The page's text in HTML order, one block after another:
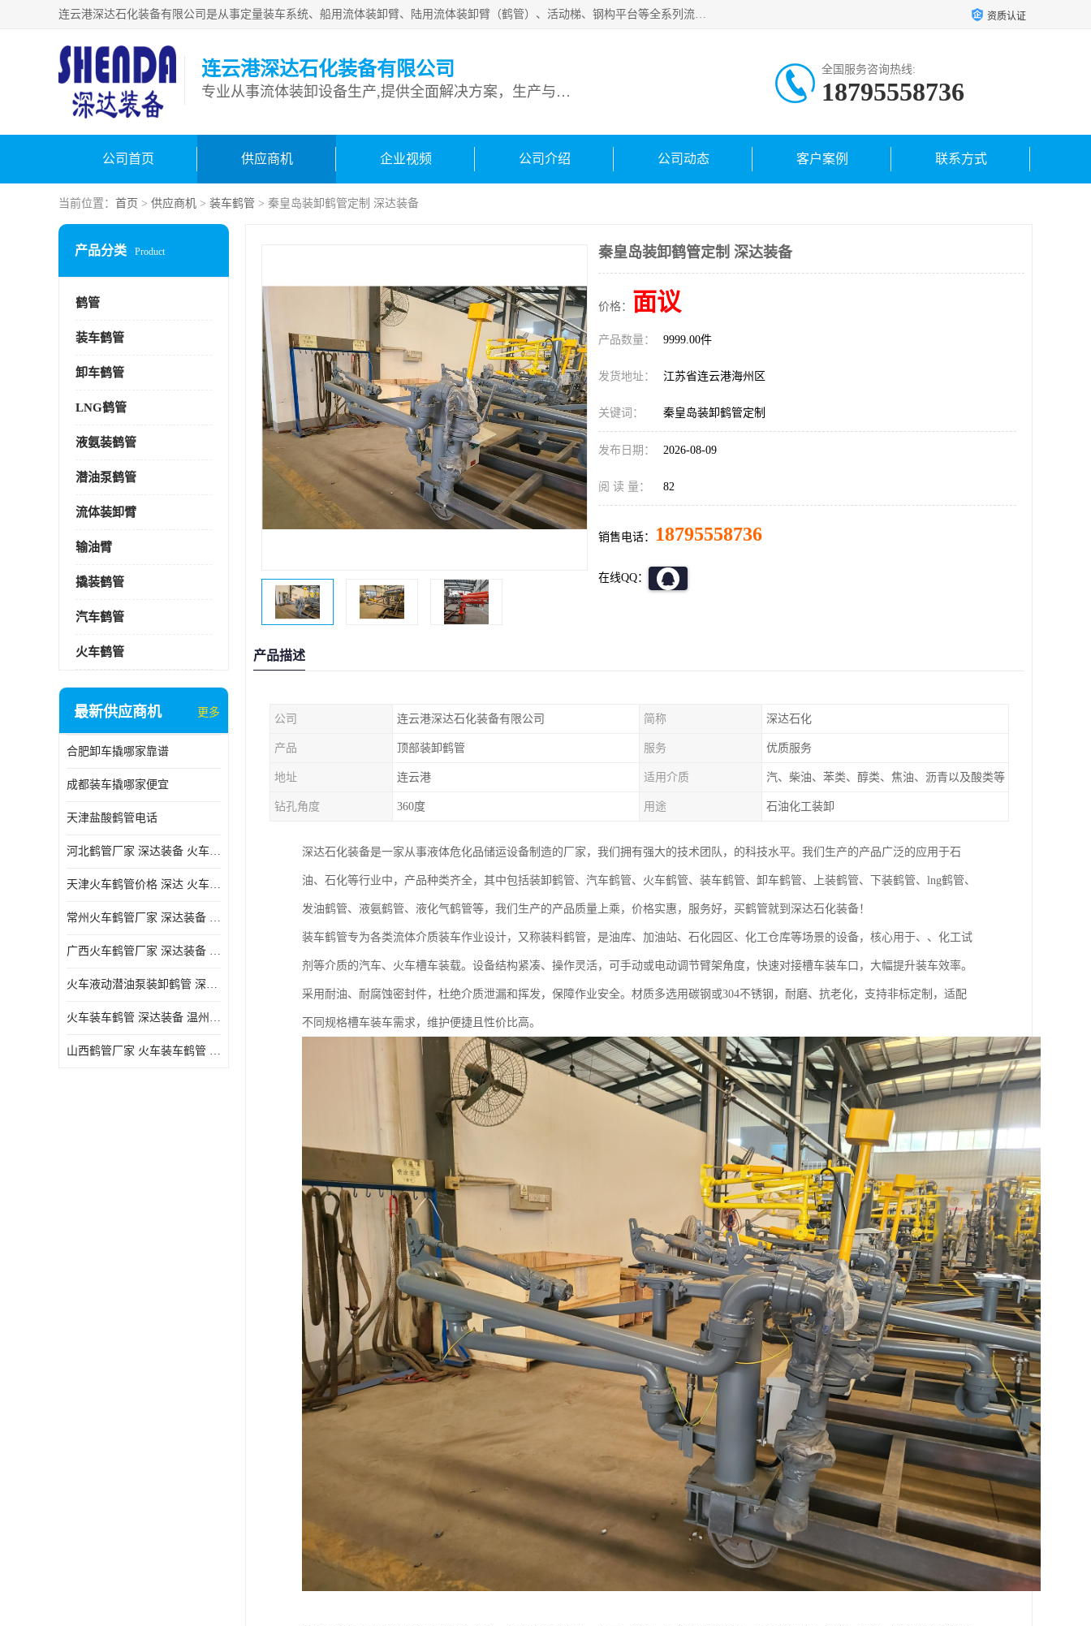
连云港深达石化装备有限公司是从事定量装车系统、船用流体装卸臂、陆用流体装卸臂（鹤管）、活动梯、钢构平台等全系列流体装卸设备的设计、制造、销售以及服务的专业供应商。公司始终以客户为中心，密切跟踪国内外油气储运及装卸设备先进技术的发展，以先进的技术、优质的产品、一流的服务，满足客户需求。 资质认证
连云港深达石化装备有限公司
专业从事流体装卸设备生产,提供全面解决方案，生产与定制服务
全国服务咨询热线:
18795558736
公司首页 供应商机 企业视频 公司介绍 公司动态 客户案例 联系方式
当前位置： 首页 > 供应商机 > 装车鹤管 > 秦皇岛装卸鹤管定制 深达装备
产品分类 Product
鹤管
装车鹤管
卸车鹤管
LNG鹤管
液氨装鹤管
潜油泵鹤管
流体装卸臂
输油臂
撬装鹤管
汽车鹤管
火车鹤管
最新供应商机 更多
合肥卸车撬哪家靠谱
成都装车撬哪家便宜
天津盐酸鹤管电话
河北鹤管厂家 深达装备 火车液动潜油泵装卸鹤管
天津火车鹤管价格 深达 火车鹤管系列
常州火车鹤管厂家 深达装备 火车鹤管系列
广西火车鹤管厂家 深达装备 火车鹤管系列
火车液动潜油泵装卸鹤管 深达装备 安徽火车鹤管厂家
火车装车鹤管 深达装备 温州鹤管价格
山西鹤管厂家 火车装车鹤管 深达
秦皇岛装卸鹤管定制 深达装备
价格： 面议
产品数量： 9999.00件
发货地址： 江苏省连云港海州区
关键词： 秦皇岛装卸鹤管定制
发布日期： 2026-08-09
阅 读 量： 82
销售电话： 18795558736
在线QQ：
产品描述
公司 连云港深达石化装备有限公司 简称 深达石化
产品 顶部装卸鹤管 服务 优质服务
地址 连云港 适用介质 汽、柴油、苯类、醇类、焦油、沥青以及酸类等
钻孔角度 360度 用途 石油化工装卸
深达石化装备是一家从事液体危化品储运设备制造的厂家，我们拥有强大的技术团队，的科技水平。我们生产的产品广泛的应用于石
油、石化等行业中，产品种类齐全，其中包括装卸鹤管、汽车鹤管、火车鹤管、装车鹤管、卸车鹤管、上装鹤管、下装鹤管、lng鹤管、
发油鹤管、液氨鹤管、液化气鹤管等，我们生产的产品质量上乘，价格实惠，服务好，买鹤管就到深达石化装备！
装车鹤管专为各类流体介质装车作业设计，又称装料鹤管，是油库、加油站、石化园区、化工仓库等场景的设备，核心用于、、化工试
剂等介质的汽车、火车槽车装载。设备结构紧凑、操作灵活，可手动或电动调节臂架角度，快速对接槽车装车口，大幅提升装车效率。
采用耐油、耐腐蚀密封件，杜绝介质泄漏和挥发，保障作业安全。材质多选用碳钢或304不锈钢，耐磨、抗老化，支持非标定制，适配
不同规格槽车装车需求，维护便捷且性价比高。